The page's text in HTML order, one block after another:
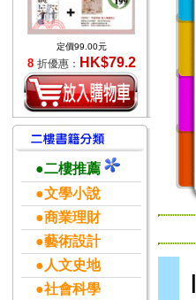
定價99.00元
8 折優惠： HK$79.2
●二樓推薦
●文學小說
●商業理財
●藝術設計
●人文史地
●社會科學